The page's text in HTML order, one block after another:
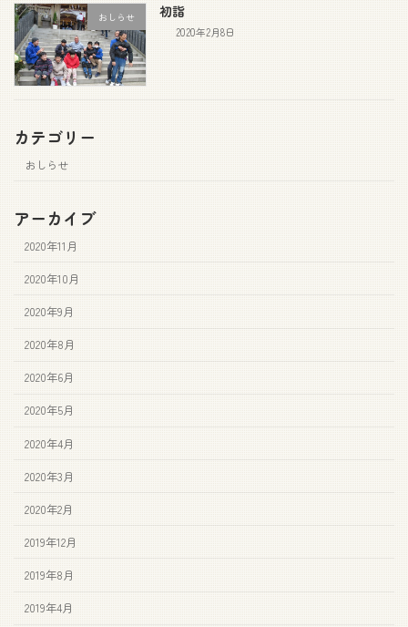
おしらせ 初詣
2020年2月8日
カテゴリー
おしらせ
アーカイブ
2020年11月
2020年10月
2020年9月
2020年8月
2020年6月
2020年5月
2020年4月
2020年3月
2020年2月
2019年12月
2019年8月
2019年4月